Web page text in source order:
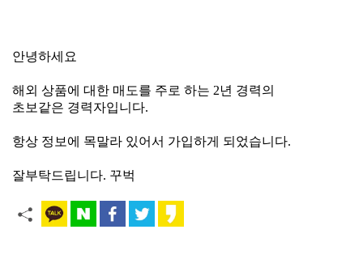
안녕하세요
해외 상품에 대한 매도를 주로 하는 2년 경력의
초보같은 경력자입니다.
항상 정보에 목말라 있어서 가입하게 되었습니다.
잘부탁드립니다. 꾸벅